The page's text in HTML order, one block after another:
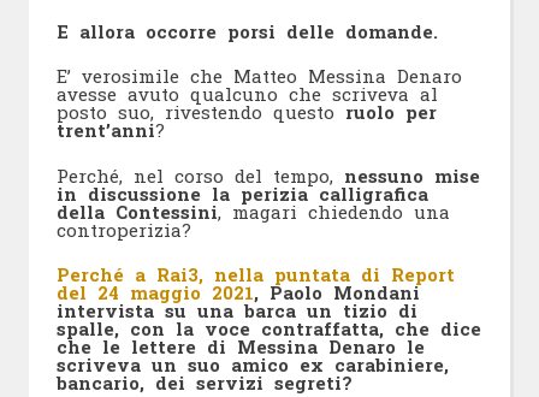
E allora occorre porsi delle domande.
E’ verosimile che Matteo Messina Denaro
avesse avuto qualcuno che scriveva al
posto suo, rivestendo questo ruolo per
trent’anni?
Perché, nel corso del tempo, nessuno mise
in discussione la perizia calligrafica
della Contessini, magari chiedendo una
controperizia?
Perché a Rai3, nella puntata di Report
del 24 maggio 2021, Paolo Mondani
intervista su una barca un tizio di
spalle, con la voce contraffatta, che dice
che le lettere di Messina Denaro le
scriveva un suo amico ex carabiniere,
bancario, dei servizi segreti?